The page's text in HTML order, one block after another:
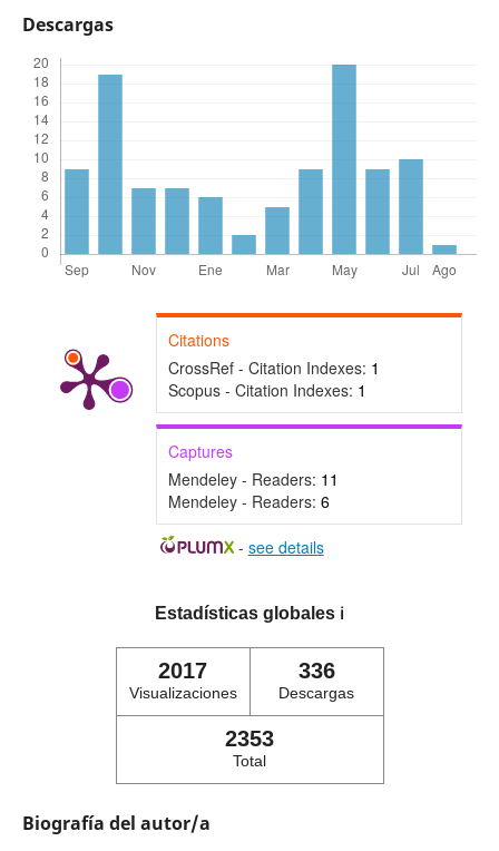
Descargas
Citations
CrossRef - Citation Indexes: 1
Scopus - Citation Indexes: 1
Captures
Mendeley - Readers: 11
Mendeley - Readers: 6
- see details
Estadísticas globales ℹ️
2017
Visualizaciones
336
Descargas
2353
Total
Biografía del autor/a